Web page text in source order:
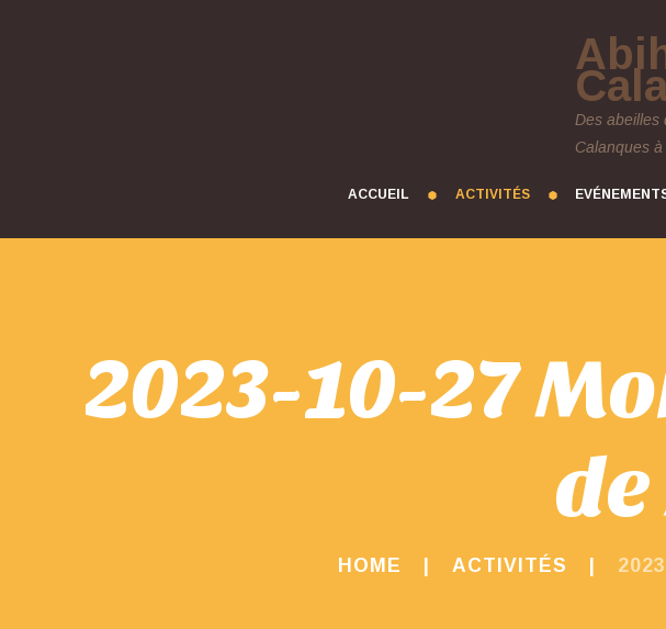
Des abeilles
Calanques
ACCUEIL ACTIVITÉS
2023-10-27
HOME ACTIVITÉS